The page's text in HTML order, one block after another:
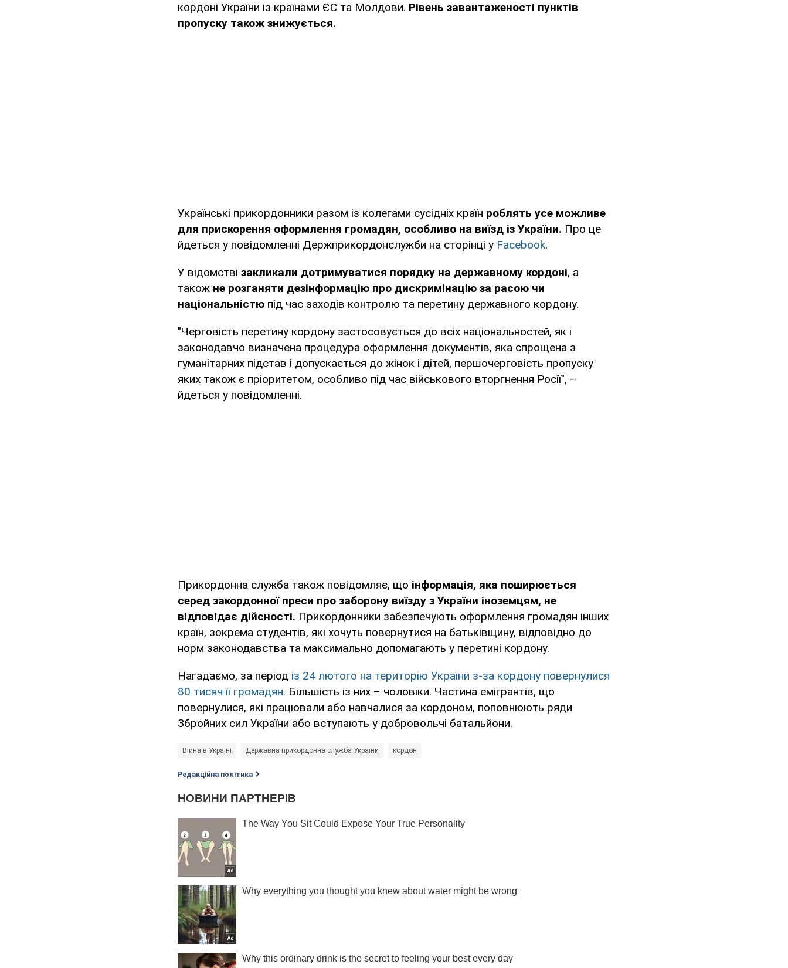
кордоні України із країнами ЄС та Молдови. Рівень завантаженості пунктів
пропуску також знижується.
Українські прикордонники разом із колегами сусідніх країн роблять усе можливе
для прискорення оформлення громадян, особливо на виїзд із України. Про це
йдеться у повідомленні Держприкордонслужби на сторінці у Facebook.
У відомстві закликали дотримуватися порядку на державному кордоні, а
також не розганяти дезінформацію про дискримінацію за расою чи
національністю під час заходів контролю та перетину державного кордону.
"Черговість перетину кордону застосовується до всіх національностей, як і
законодавчо визначена процедура оформлення документів, яка спрощена з
гуманітарних підстав і допускається до жінок і дітей, першочерговість пропуску
яких також є пріоритетом, особливо під час військового вторгнення Росії", –
йдеться у повідомленні.
Прикордонна служба також повідомляє, що інформація, яка поширюється
серед закордонної преси про заборону виїзду з України іноземцям, не
відповідає дійсності. Прикордонники забезпечують оформлення громадян інших
країн, зокрема студентів, які хочуть повернутися на батьківщину, відповідно до
норм законодавства та максимально допомагають у перетині кордону.
Нагадаємо, за період із 24 лютого на територію України з-за кордону повернулися
80 тисяч її громадян. Більшість із них – чоловіки. Частина емігрантів, що
повернулися, які працювали або навчалися за кордоном, поповнюють ряди
Збройних сил України або вступають у добровольчі батальйони.
Війна в Україні Державна прикордонна служба України кордон
Редакційна політика